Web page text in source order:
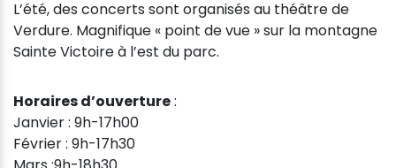
L’été, des concerts sont organisés au théâtre de
Verdure. Magnifique « point de vue » sur la montagne
Sainte Victoire à l’est du parc.
Horaires d’ouverture:
Janvier : 9h-17h00
Février : 9h-17h30